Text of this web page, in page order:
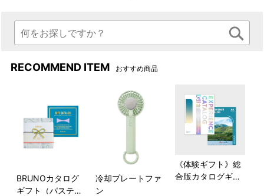
ものづくり体験の中には、レーザーカッターや3Dプリンターな
きっかけに少し前では工業用でしか使われていなかったような
機械に触れるのも良いかもしれません。
RECOMMEND ITEM おすすめ商品
BRUNOカタログ
ギフト（パステル
冷却プレートファ
ン
《体験ギフト》総
合版カタログギフ